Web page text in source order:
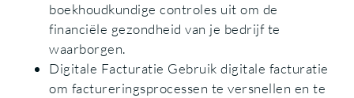
boekhoudkundige controles uit om de
financiële gezondheid van je bedrijf te
waarborgen.
Digitale Facturatie Gebruik digitale facturatie
om factureringsprocessen te versnellen en te